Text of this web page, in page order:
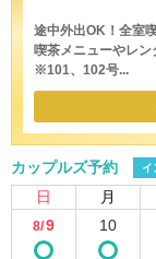
途中外出OK！全室
喫茶メニューやレン
※101、102号...
カップルズ予約 イ
日 月
8/9 10